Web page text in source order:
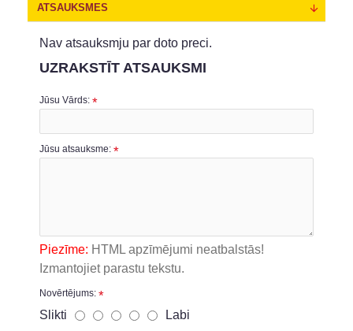
ATSAUKSMES
Nav atsauksmju par doto preci.
UZRAKSTĪT ATSAUKSMI
Jūsu Vārds:
Jūsu atsauksme:
Piezīme: HTML apzīmējumi neatbalstās!
Izmantojiet parastu tekstu.
Novērtējums:
Slikti Labi